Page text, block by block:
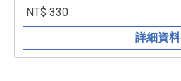
NT$ 330
詳細資料